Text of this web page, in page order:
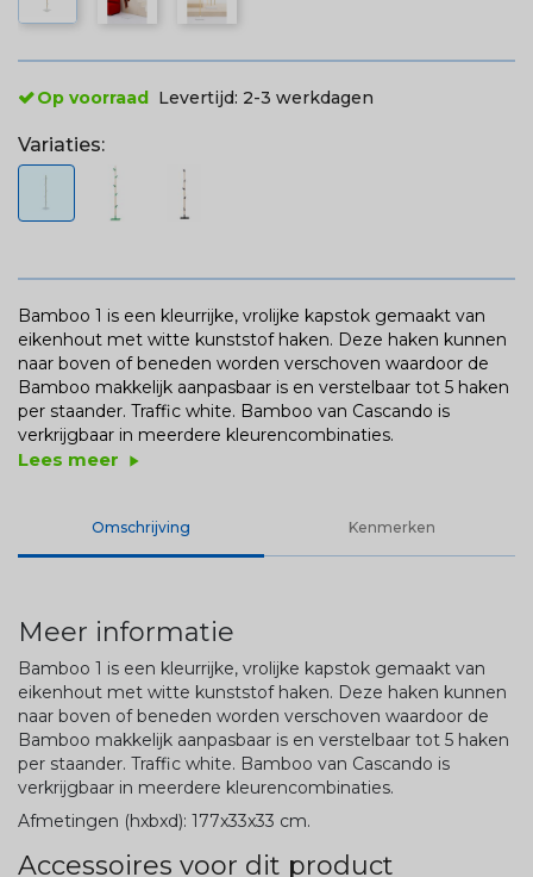
Op voorraad Levertijd: 2-3 werkdagen
Variaties:
Bamboo 1 is een kleurrijke, vrolijke kapstok gemaakt van
eikenhout met witte kunststof haken. Deze haken kunnen
naar boven of beneden worden verschoven waardoor de
Bamboo makkelijk aanpasbaar is en verstelbaar tot 5 haken
per staander. Traffic white. Bamboo van Cascando is
verkrijgbaar in meerdere kleurencombinaties.
Lees meer play_arrow
Omschrijving Kenmerken
Meer informatie
Bamboo 1 is een kleurrijke, vrolijke kapstok gemaakt van
eikenhout met witte kunststof haken. Deze haken kunnen
naar boven of beneden worden verschoven waardoor de
Bamboo makkelijk aanpasbaar is en verstelbaar tot 5 haken
per staander. Traffic white. Bamboo van Cascando is
verkrijgbaar in meerdere kleurencombinaties.
Afmetingen (hxbxd): 177x33x33 cm.
Accessoires voor dit product